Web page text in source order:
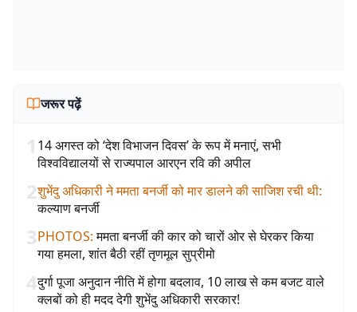
जरूर पढ़ें
1 14 अगस्त को ‘देश विभाजन दिवस’ के रूप में मनाएं, सभी
विश्वविद्यालयों से राज्यपाल आरएन रवि की अपील
2शुभेंदु अधिकारी ने ममता बनर्जी को मार डालने की साजिश रची थी:
कल्याण बनर्जी
3PHOTOS: ममता बनर्जी की कार को चारों ओर से घेरकर किया
गया हमला, शांत बैठी रहीं तृणमूल सुप्रीमो
4दुर्गा पूजा अनुदान नीति में होगा बदलाव, 10 लाख से कम बजट वाले
क्लबों को ही मदद देगी शुभेंदु अधिकारी सरकार!